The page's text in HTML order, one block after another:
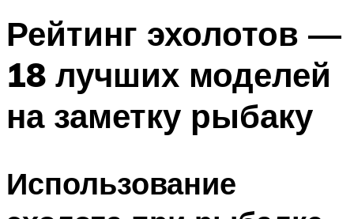
Рейтинг эхолотов —
18 лучших моделей
на заметку рыбаку
Использование